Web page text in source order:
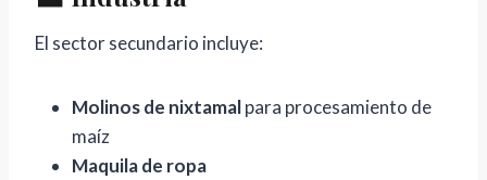
El sector secundario incluye:
Molinos de nixtamalpara procesamiento de
maíz
Maquila de ropa